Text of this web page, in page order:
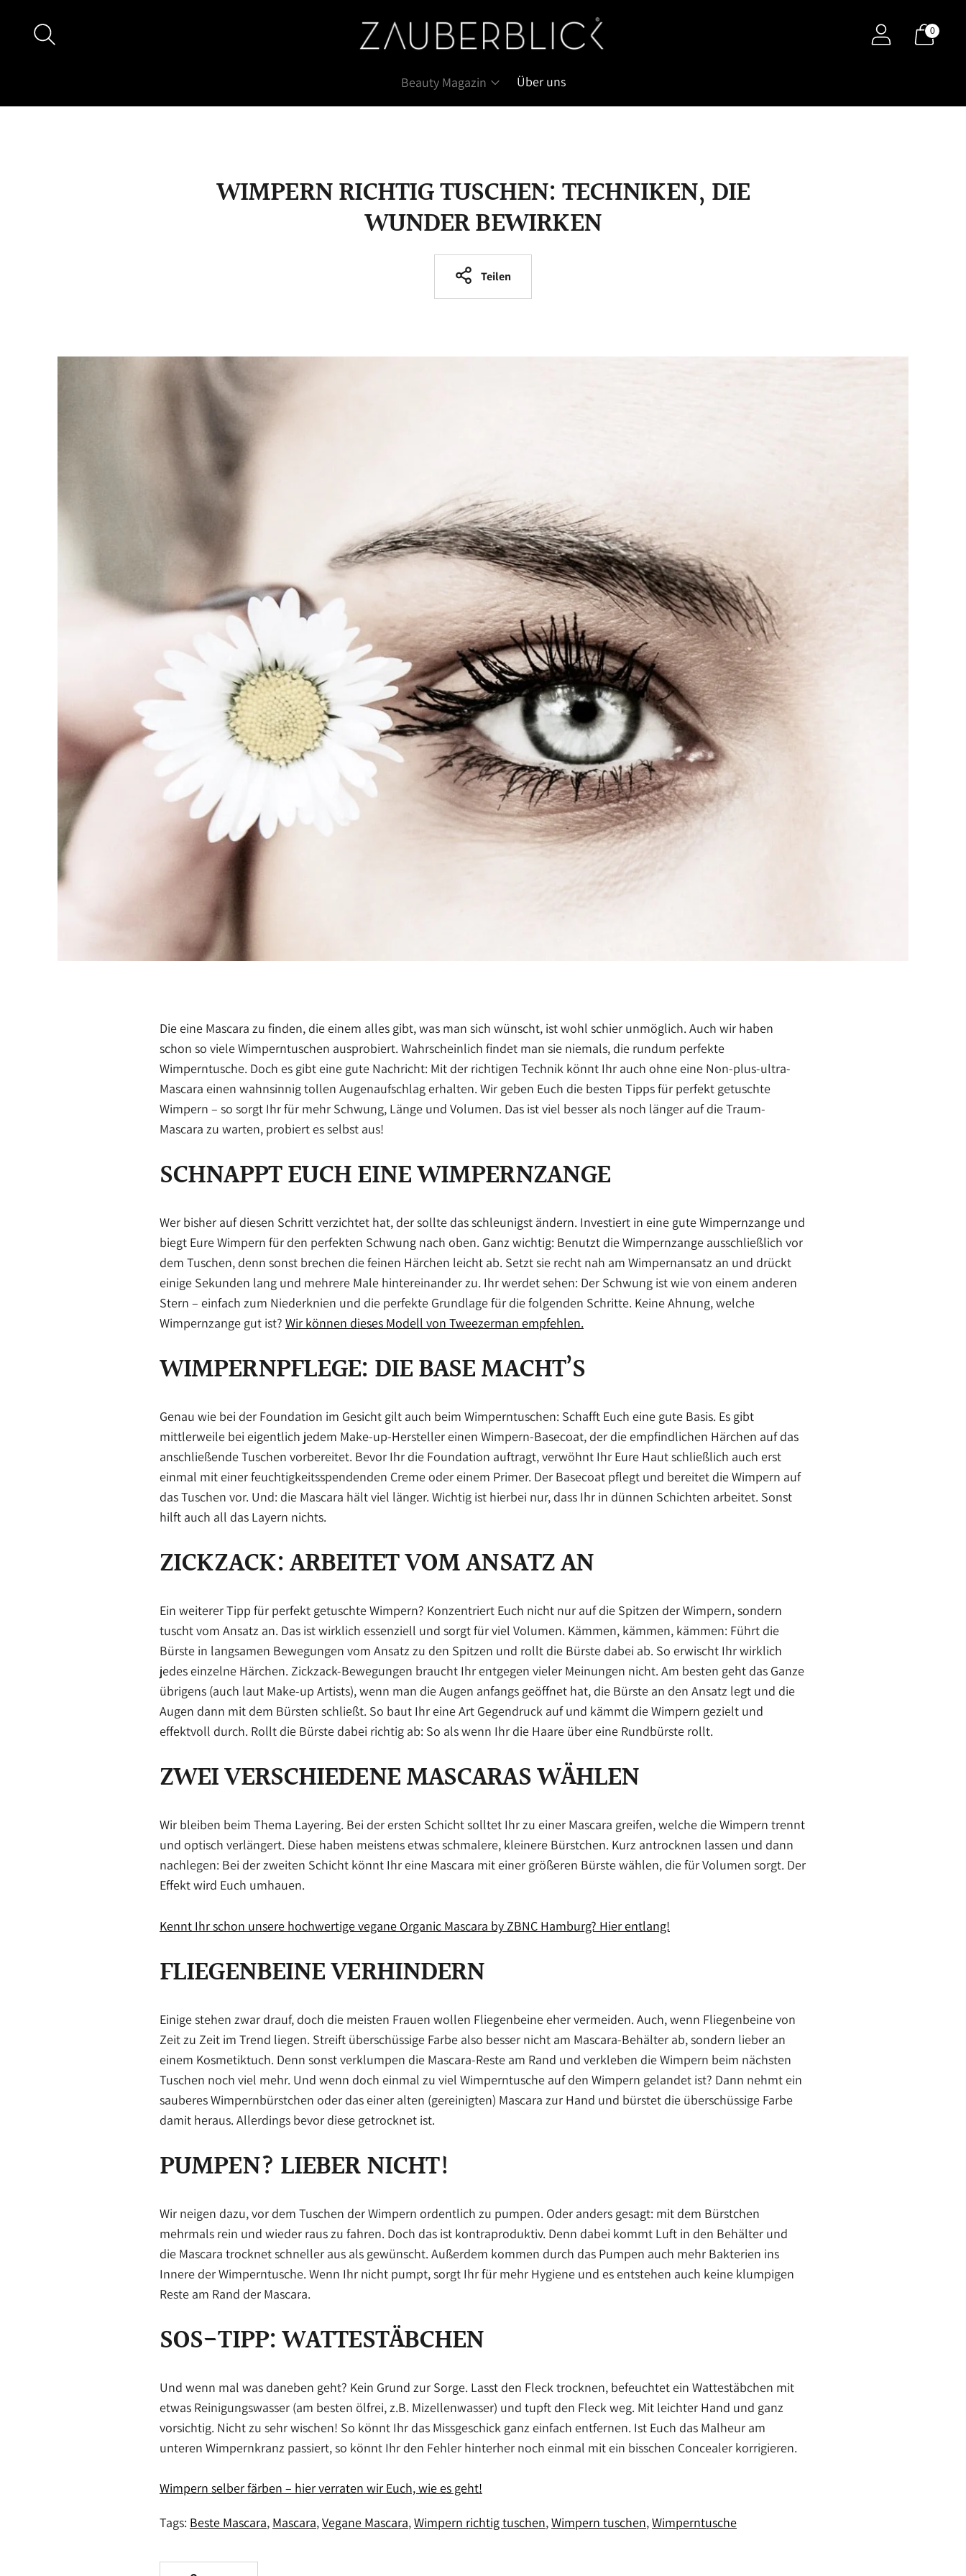
0
Beauty Magazin Über uns
WIMPERN RICHTIG TUSCHEN: TECHNIKEN, DIE
WUNDER BEWIRKEN
Teilen
Die eine Mascara zu finden, die einem alles gibt, was man sich wünscht, ist wohl schier unmöglich. Auch wir haben
schon so viele Wimperntuschen ausprobiert. Wahrscheinlich findet man sie niemals, die rundum perfekte
Wimperntusche. Doch es gibt eine gute Nachricht: Mit der richtigen Technik könnt Ihr auch ohne eine Non-plus-ultra-
Mascara einen wahnsinnig tollen Augenaufschlag erhalten. Wir geben Euch die besten Tipps für perfekt getuschte
Wimpern – so sorgt Ihr für mehr Schwung, Länge und Volumen. Das ist viel besser als noch länger auf die Traum-
Mascara zu warten, probiert es selbst aus!
SCHNAPPT EUCH EINE WIMPERNZANGE
Wer bisher auf diesen Schritt verzichtet hat, der sollte das schleunigst ändern. Investiert in eine gute Wimpernzange und
biegt Eure Wimpern für den perfekten Schwung nach oben. Ganz wichtig: Benutzt die Wimpernzange ausschließlich vor
dem Tuschen, denn sonst brechen die feinen Härchen leicht ab. Setzt sie recht nah am Wimpernansatz an und drückt
einige Sekunden lang und mehrere Male hintereinander zu. Ihr werdet sehen: Der Schwung ist wie von einem anderen
Stern – einfach zum Niederknien und die perfekte Grundlage für die folgenden Schritte. Keine Ahnung, welche
Wimpernzange gut ist? Wir können dieses Modell von Tweezerman empfehlen.
WIMPERNPFLEGE: DIE BASE MACHT’S
Genau wie bei der Foundation im Gesicht gilt auch beim Wimperntuschen: Schafft Euch eine gute Basis. Es gibt
mittlerweile bei eigentlich jedem Make-up-Hersteller einen Wimpern-Basecoat, der die empfindlichen Härchen auf das
anschließende Tuschen vorbereitet. Bevor Ihr die Foundation auftragt, verwöhnt Ihr Eure Haut schließlich auch erst
einmal mit einer feuchtigkeitsspendenden Creme oder einem Primer. Der Basecoat pflegt und bereitet die Wimpern auf
das Tuschen vor. Und: die Mascara hält viel länger. Wichtig ist hierbei nur, dass Ihr in dünnen Schichten arbeitet. Sonst
hilft auch all das Layern nichts.
ZICKZACK: ARBEITET VOM ANSATZ AN
Ein weiterer Tipp für perfekt getuschte Wimpern? Konzentriert Euch nicht nur auf die Spitzen der Wimpern, sondern
tuscht vom Ansatz an. Das ist wirklich essenziell und sorgt für viel Volumen. Kämmen, kämmen, kämmen: Führt die
Bürste in langsamen Bewegungen vom Ansatz zu den Spitzen und rollt die Bürste dabei ab. So erwischt Ihr wirklich
jedes einzelne Härchen. Zickzack-Bewegungen braucht Ihr entgegen vieler Meinungen nicht. Am besten geht das Ganze
übrigens (auch laut Make-up Artists), wenn man die Augen anfangs geöffnet hat, die Bürste an den Ansatz legt und die
Augen dann mit dem Bürsten schließt. So baut Ihr eine Art Gegendruck auf und kämmt die Wimpern gezielt und
effektvoll durch. Rollt die Bürste dabei richtig ab: So als wenn Ihr die Haare über eine Rundbürste rollt.
ZWEI VERSCHIEDENE MASCARAS WÄHLEN
Wir bleiben beim Thema Layering. Bei der ersten Schicht solltet Ihr zu einer Mascara greifen, welche die Wimpern trennt
und optisch verlängert. Diese haben meistens etwas schmalere, kleinere Bürstchen. Kurz antrocknen lassen und dann
nachlegen: Bei der zweiten Schicht könnt Ihr eine Mascara mit einer größeren Bürste wählen, die für Volumen sorgt. Der
Effekt wird Euch umhauen.
Kennt Ihr schon unsere hochwertige vegane Organic Mascara by ZBNC Hamburg? Hier entlang!
FLIEGENBEINE VERHINDERN
Einige stehen zwar drauf, doch die meisten Frauen wollen Fliegenbeine eher vermeiden. Auch, wenn Fliegenbeine von
Zeit zu Zeit im Trend liegen. Streift überschüssige Farbe also besser nicht am Mascara-Behälter ab, sondern lieber an
einem Kosmetiktuch. Denn sonst verklumpen die Mascara-Reste am Rand und verkleben die Wimpern beim nächsten
Tuschen noch viel mehr. Und wenn doch einmal zu viel Wimperntusche auf den Wimpern gelandet ist? Dann nehmt ein
sauberes Wimpernbürstchen oder das einer alten (gereinigten) Mascara zur Hand und bürstet die überschüssige Farbe
damit heraus. Allerdings bevor diese getrocknet ist.
PUMPEN? LIEBER NICHT!
Wir neigen dazu, vor dem Tuschen der Wimpern ordentlich zu pumpen. Oder anders gesagt: mit dem Bürstchen
mehrmals rein und wieder raus zu fahren. Doch das ist kontraproduktiv. Denn dabei kommt Luft in den Behälter und
die Mascara trocknet schneller aus als gewünscht. Außerdem kommen durch das Pumpen auch mehr Bakterien ins
Innere der Wimperntusche. Wenn Ihr nicht pumpt, sorgt Ihr für mehr Hygiene und es entstehen auch keine klumpigen
Reste am Rand der Mascara.
SOS-TIPP: WATTESTÄBCHEN
Und wenn mal was daneben geht? Kein Grund zur Sorge. Lasst den Fleck trocknen, befeuchtet ein Wattestäbchen mit
etwas Reinigungswasser (am besten ölfrei, z.B. Mizellenwasser) und tupft den Fleck weg. Mit leichter Hand und ganz
vorsichtig. Nicht zu sehr wischen! So könnt Ihr das Missgeschick ganz einfach entfernen. Ist Euch das Malheur am
unteren Wimpernkranz passiert, so könnt Ihr den Fehler hinterher noch einmal mit ein bisschen Concealer korrigieren.
Wimpern selber färben – hier verraten wir Euch, wie es geht!
Tags: Beste Mascara Mascara Vegane Mascara Wimpern richtig tuschen Wimpern tuschen Wimperntusche